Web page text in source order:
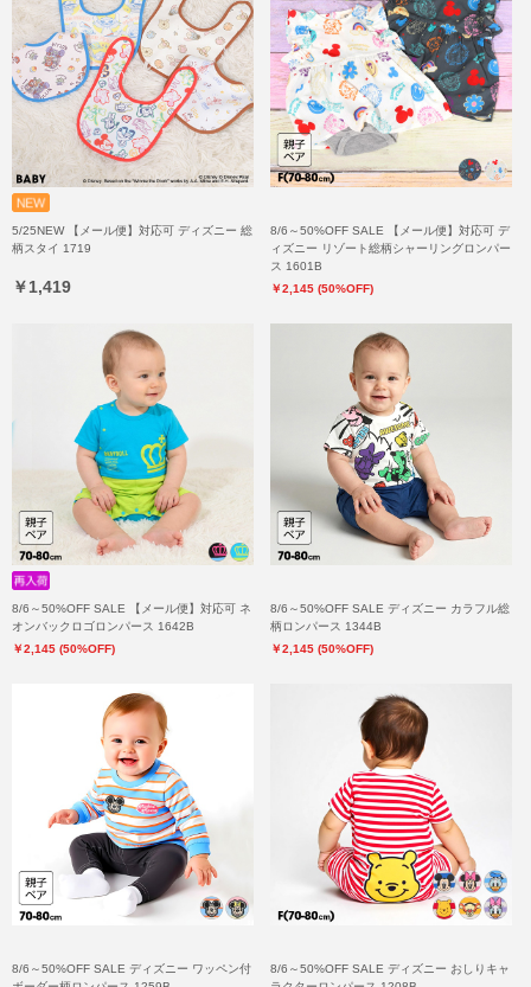
5/25NEW 【メール便】対応可 ディズニー 総
柄スタイ 1719
￥1,419
8/6～50%OFF SALE 【メール便】対応可 デ
ィズニー リゾート総柄シャーリングロンパー
ス 1601B
￥2,145 (50%OFF)
8/6～50%OFF SALE 【メール便】対応可 ネ
オンバックロゴロンパース 1642B
￥2,145 (50%OFF)
8/6～50%OFF SALE ディズニー カラフル総
柄ロンパース 1344B
￥2,145 (50%OFF)
8/6～50%OFF SALE ディズニー ワッペン付
8/6～50%OFF SALE ディズニー おしりキャ